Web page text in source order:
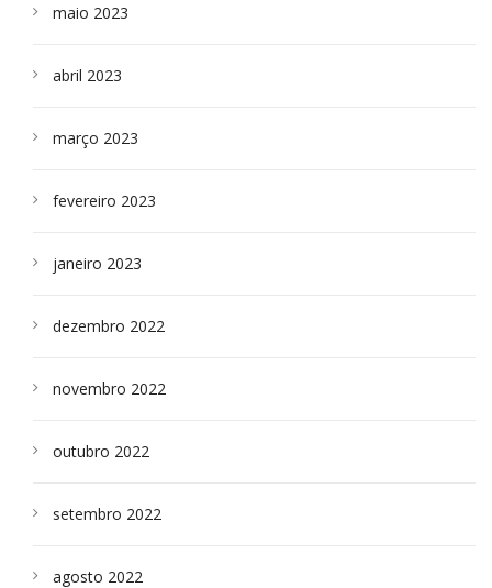
maio 2023
abril 2023
março 2023
fevereiro 2023
janeiro 2023
dezembro 2022
novembro 2022
outubro 2022
setembro 2022
agosto 2022